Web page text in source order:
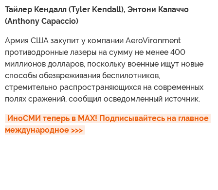
Тайлер Кендалл (Tyler Kendall), Энтони Капаччо
(Anthony Capaccio)
Армия США закупит у компании AeroVironment
противодронные лазеры на сумму не менее 400
миллионов долларов, поскольку военные ищут новые
способы обезвреживания беспилотников,
стремительно распространяющихся на современных
полях сражений, сообщил осведомленный источник.
ИноСМИ теперь в MAX! Подписывайтесь на главное
международное >>>